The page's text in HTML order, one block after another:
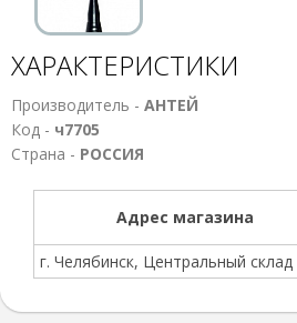
ХАРАКТЕРИСТИКИ
Производитель - АНТЕЙ
Код - ч7705
Страна - РОССИЯ
Адрес магазина
г. Челябинск, Центральный склад